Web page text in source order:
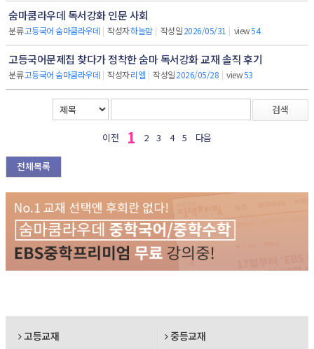
숨마쿰라우데 독서강화 인문 사회
분류고등국어 숨마쿰라우데 | 작성자하늘맘 | 작성일2026/05/31 | view54
고등국어문제집 찾다가 정착한 숨마 독서강화 교재 솔직 후기
분류고등국어 숨마쿰라우데 | 작성자리엘 | 작성일2026/05/28 | view53
검색
이전 1 2 3 4 5 다음
전체목록
고등교재 중등교재